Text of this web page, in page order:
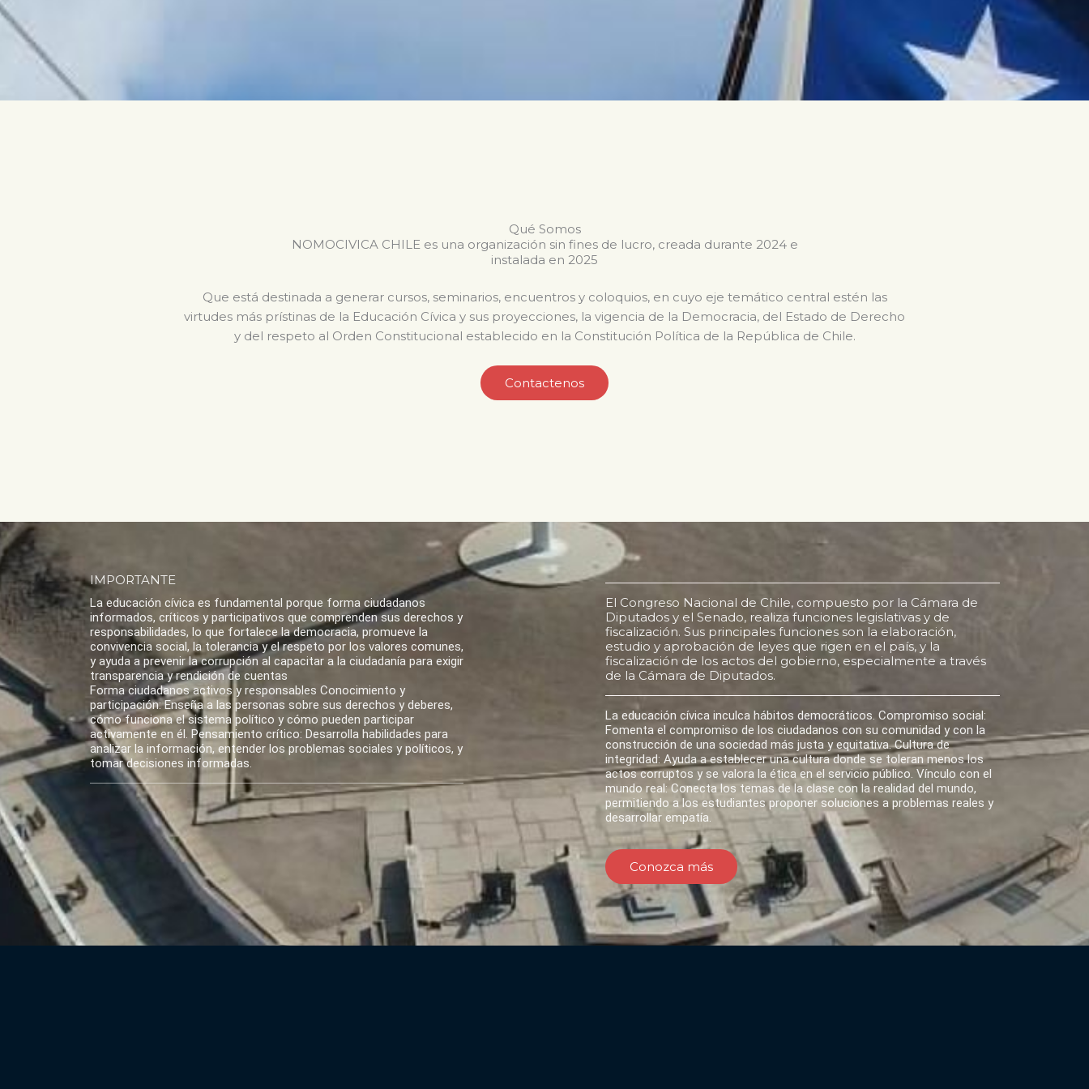
Qué Somos
NOMOCIVICA CHILE es una organización sin fines de lucro, creada durante 2024 e
instalada en 2025
Que está destinada a generar cursos, seminarios, encuentros y coloquios, en cuyo eje temático central estén las
virtudes más prístinas de la Educación Cívica y sus proyecciones, la vigencia de la Democracia, del Estado de Derecho
y del respeto al Orden Constitucional establecido en la Constitución Política de la República de Chile.
Contactenos
IMPORTANTE
La educación cívica es fundamental porque forma ciudadanos
informados, críticos y participativos que comprenden sus derechos y
responsabilidades, lo que fortalece la democracia, promueve la
convivencia social, la tolerancia y el respeto por los valores comunes,
y ayuda a prevenir la corrupción al capacitar a la ciudadanía para exigir
transparencia y rendición de cuentas
Forma ciudadanos activos y responsables Conocimiento y
participación: Enseña a las personas sobre sus derechos y deberes,
cómo funciona el sistema político y cómo pueden participar
activamente en él. Pensamiento crítico: Desarrolla habilidades para
analizar la información, entender los problemas sociales y políticos, y
tomar decisiones informadas.
El Congreso Nacional de Chile, compuesto por la Cámara de
Diputados y el Senado, realiza funciones legislativas y de
fiscalización. Sus principales funciones son la elaboración,
estudio y aprobación de leyes que rigen en el país, y la
fiscalización de los actos del gobierno, especialmente a través
de la Cámara de Diputados.
La educación cívica inculca hábitos democráticos. Compromiso social:
Fomenta el compromiso de los ciudadanos con su comunidad y con la
construcción de una sociedad más justa y equitativa. Cultura de
integridad: Ayuda a establecer una cultura donde se toleran menos los
actos corruptos y se valora la ética en el servicio público. Vínculo con el
mundo real: Conecta los temas de la clase con la realidad del mundo,
permitiendo a los estudiantes proponer soluciones a problemas reales y
desarrollar empatía.
Conozca más